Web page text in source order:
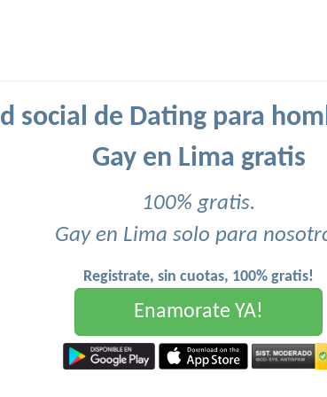
social de Dating para
Gay en Lima gratis
100% gratis.
Gay en Lima solo para
Registrate, sin cuotas, 100% gratis!
Enamorate YA!